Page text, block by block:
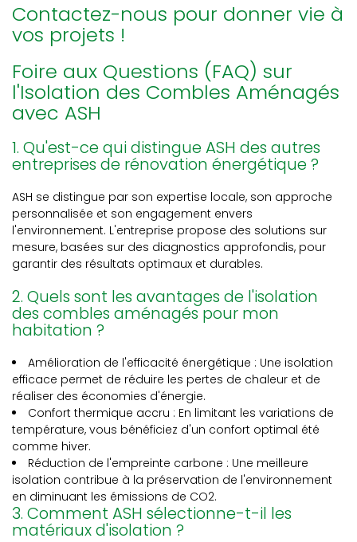
Contactez-nous pour donner vie à
vos projets !
Foire aux Questions (FAQ) sur
l'Isolation des Combles Aménagés
avec ASH
1. Qu'est-ce qui distingue ASH des autres
entreprises de rénovation énergétique ?
ASH se distingue par son expertise locale, son approche
personnalisée et son engagement envers
l'environnement. L'entreprise propose des solutions sur
mesure, basées sur des diagnostics approfondis, pour
garantir des résultats optimaux et durables.
2. Quels sont les avantages de l'isolation
des combles aménagés pour mon
habitation ?
Amélioration de l'efficacité énergétique : Une isolation
efficace permet de réduire les pertes de chaleur et de
réaliser des économies d'énergie.
Confort thermique accru : En limitant les variations de
température, vous bénéficiez d'un confort optimal été
comme hiver.
Réduction de l'empreinte carbone : Une meilleure
isolation contribue à la préservation de l'environnement
en diminuant les émissions de CO2.
3. Comment ASH sélectionne-t-il les
matériaux d'isolation ?